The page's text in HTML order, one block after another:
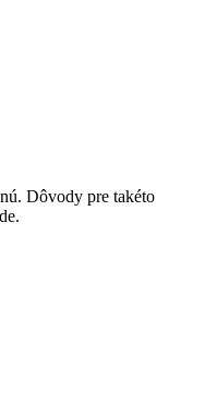
Dôvody pre takéto